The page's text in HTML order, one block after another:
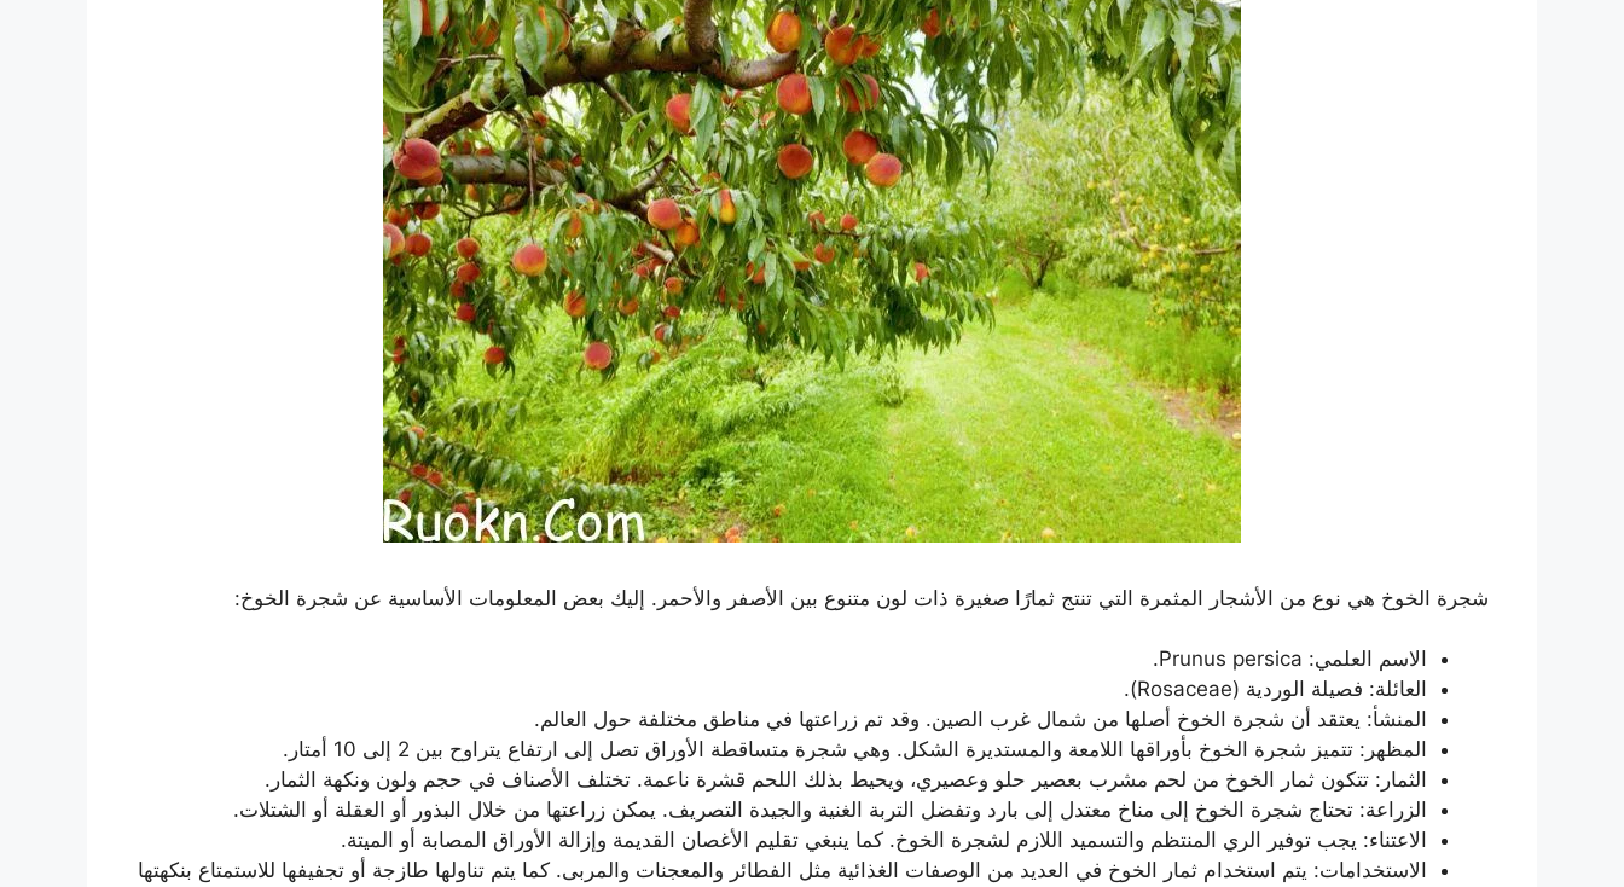
شجرة الخوخ هي نوع من الأشجار المثمرة التي تنتج ثمارًا صغيرة ذات لون متنوع بين الأصفر والأحمر. إليك بعض المعلومات الأساسية عن شجرة الخوخ:
الاسم العلمي: Prunus persica.
العائلة: فصيلة الوردية (Rosaceae).
المنشأ: يعتقد أن شجرة الخوخ أصلها من شمال غرب الصين. وقد تم زراعتها في مناطق مختلفة حول العالم.
المظهر: تتميز شجرة الخوخ بأوراقها اللامعة والمستديرة الشكل. وهي شجرة متساقطة الأوراق تصل إلى ارتفاع يتراوح بين 2 إلى 10 أمتار.
الثمار: تتكون ثمار الخوخ من لحم مشرب بعصير حلو وعصيري، ويحيط بذلك اللحم قشرة ناعمة. تختلف الأصناف في حجم ولون ونكهة الثمار.
الزراعة: تحتاج شجرة الخوخ إلى مناخ معتدل إلى بارد وتفضل التربة الغنية والجيدة التصريف. يمكن زراعتها من خلال البذور أو العقلة أو الشتلات.
الاعتناء: يجب توفير الري المنتظم والتسميد اللازم لشجرة الخوخ. كما ينبغي تقليم الأغصان القديمة وإزالة الأوراق المصابة أو الميتة.
الاستخدامات: يتم استخدام ثمار الخوخ في العديد من الوصفات الغذائية مثل الفطائر والمعجنات والمربى. كما يتم تناولها طازجة أو تجفيفها للاستمتاع بنكهتها